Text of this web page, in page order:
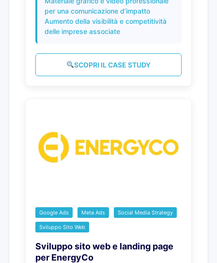
per una comunicazione d’impatto
Aumento della visibilità e competitività
delle imprese associate
SCOPRI IL CASE STUDY
Google Ads Meta Ads Social Media Strategy
Sviluppo Sito Web
Sviluppo sito web e landing page
per EnergyCo